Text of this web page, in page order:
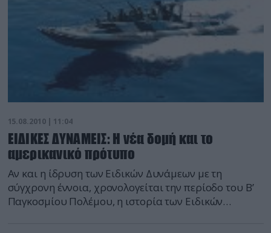
15.08.2010 | 11:04
ΕΙΔΙΚΕΣ ΔΥΝΑΜΕΙΣ: Η νέα δομή και το
αμερικανικό πρότυπο
Αν και η ίδρυση των Ειδικών Δυνάμεων με τη
σύγχρονη έννοια, χρονολογείται την περίοδο του Β’
Παγκοσμίου Πολέμου, η ιστορία των Ειδικών